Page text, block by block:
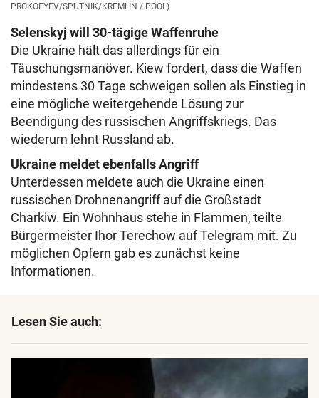
PROKOFYEV/SPUTNIK/KREMLIN / POOL)
Selenskyj will 30-tägige Waffenruhe
Die Ukraine hält das allerdings für ein
Täuschungsmanöver. Kiew fordert, dass die Waffen
mindestens 30 Tage schweigen sollen als Einstieg in
eine mögliche weitergehende Lösung zur
Beendigung des russischen Angriffskriegs. Das
wiederum lehnt Russland ab.
Ukraine meldet ebenfalls Angriff
Unterdessen meldete auch die Ukraine einen
russischen Drohnenangriff auf die Großstadt
Charkiw. Ein Wohnhaus stehe in Flammen, teilte
Bürgermeister Ihor Terechow auf Telegram mit. Zu
möglichen Opfern gab es zunächst keine
Informationen.
Lesen Sie auch: